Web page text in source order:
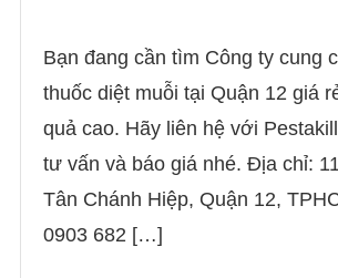
Bạn đang cần tìm Công ty cung
thuốc diệt muỗi tại Quận 12 giá
quả cao. Hãy liên hệ với
tư vấn và báo giá nhé. Địa chỉ:
Tân Chánh Hiệp, Quận 12,
0903 682 […]